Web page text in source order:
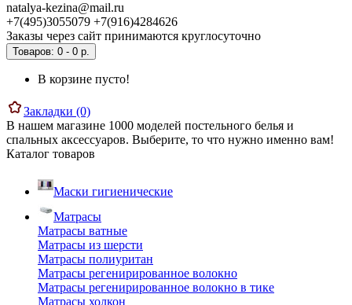
natalya-kezina@mail.ru
+7(495)3055079 +7(916)4284626
Заказы через сайт принимаются круглосуточно
Товаров: 0 - 0 р.
В корзине пусто!
Закладки (0)
В нашем магазине 1000 моделей постельного белья и
спальных аксессуаров. Выберите, то что нужно именно вам!
Каталог товаров
Маски гигиенические
Матрасы
Матрасы ватные
Матрасы из шерсти
Матрасы полиуритан
Матрасы регенирированное волокно
Матрасы регенирированное волокно в тике
Матрасы холкон